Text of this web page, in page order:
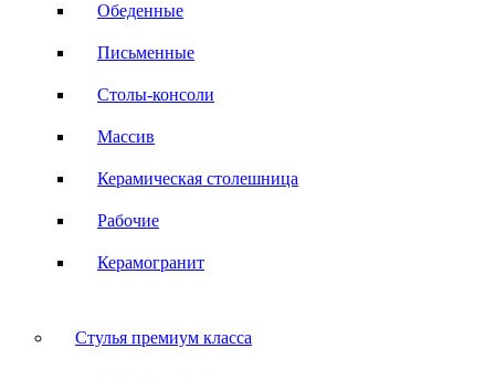
Обеденные
Письменные
Столы-консоли
Массив
Керамическая столешница
Рабочие
Керамогранит
Стулья премиум класса